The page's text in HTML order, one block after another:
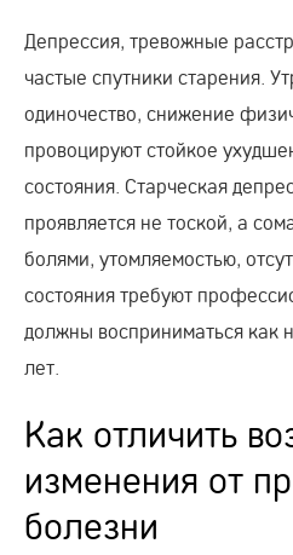
Депрессия, тревожные
частые спутники старения.
одиночество, снижение
провоцируют стойкое
состояния. Старческая
проявляется не тоской, а
болями, утомляемостью,
состояния требуют
должны восприниматься как
лет.
Как отличить
изменения от
болезни